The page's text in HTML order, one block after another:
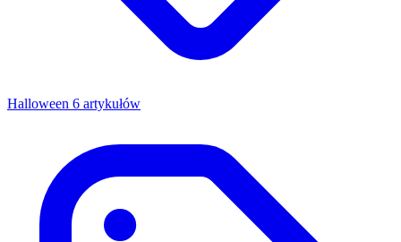
Halloween 6 artykułów